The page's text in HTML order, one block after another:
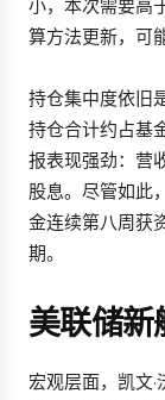
小，本次需要高
算方法更新，可
持仓集中度依旧
持仓合计约占基
报表现强劲：营
股息。尽管如此
金连续第八周获
期。
美联储新
宏观层面，凯文